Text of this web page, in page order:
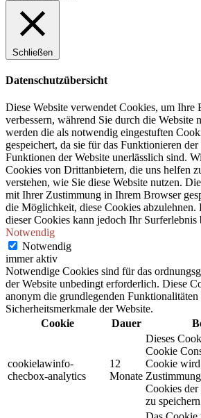
Schließen
Datenschutzübersicht
Diese Website verwendet Cookies, um Ihre
verbessern, während Sie durch die Website
werden die als notwendig eingestuften
gespeichert, da sie für das Funktionieren
Funktionen der Website unerlässlich sind.
Cookies von Drittanbietern, die uns helfen
verstehen, wie Sie diese Website nutzen.
mit Ihrer Zustimmung in Ihrem Browser
die Möglichkeit, diese Cookies abzulehnen.
dieser Cookies kann jedoch Ihr Surferlebnis
Notwendig
Notwendig
immer aktiv
Notwendige Cookies sind für das
der Website unbedingt erforderlich. Diese
anonym die grundlegenden Funktionalitäten
Sicherheitsmerkmale der Website.
Cookie
Dauer
cookielawinfo-
checbox-analytics
12
Monate
Dieses
Cookie
Cookie
Cookies
zu